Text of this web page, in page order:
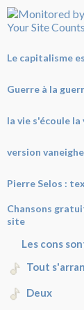
Le capitalisme
Guerre à la
la vie s'écoule
version
Pierre Selos :
Chansons
site
Les cons
Tout
Deux